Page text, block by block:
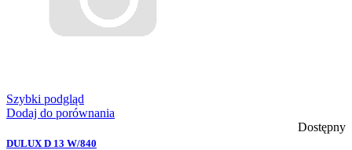
Szybki podgląd
Dodaj do porównania
Dostępny
DULUX D 13 W/840